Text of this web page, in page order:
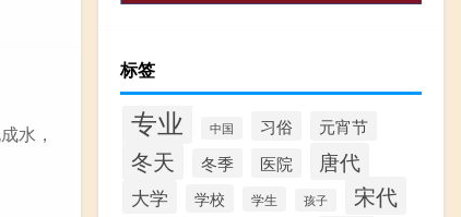
水，
标签
专业 中国 习俗 元宵节
冬天 冬季 医院 唐代
大学 学校 学生 孩子 宋代